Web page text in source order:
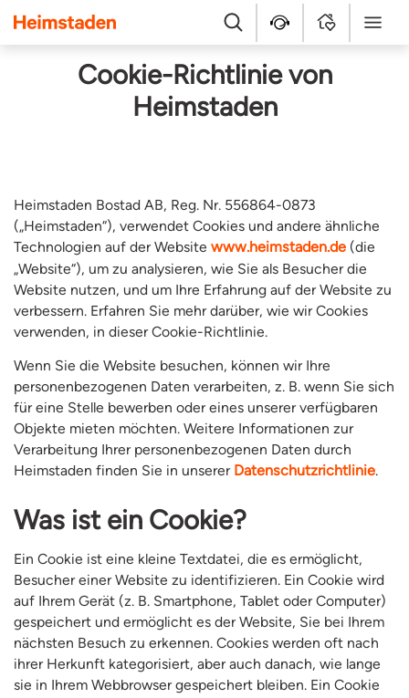
Heimstaden
Suche Kundenservice
MyHomeMenü
Cookie-Richtlinie von
Heimstaden
Heimstaden Bostad AB, Reg. Nr. 556864-0873
(„Heimstaden“), verwendet Cookies und andere ähnliche
Technologien auf der Website www.heimstaden.de (die
„Website“), um zu analysieren, wie Sie als Besucher die
Website nutzen, und um Ihre Erfahrung auf der Website zu
verbessern. Erfahren Sie mehr darüber, wie wir Cookies
verwenden, in dieser Cookie-Richtlinie.
Wenn Sie die Website besuchen, können wir Ihre
personenbezogenen Daten verarbeiten, z. B. wenn Sie sich
für eine Stelle bewerben oder eines unserer verfügbaren
Objekte mieten möchten. Weitere Informationen zur
Verarbeitung Ihrer personenbezogenen Daten durch
Heimstaden finden Sie in unserer Datenschutzrichtlinie.
Was ist ein Cookie?
Ein Cookie ist eine kleine Textdatei, die es ermöglicht,
Besucher einer Website zu identifizieren. Ein Cookie wird
auf Ihrem Gerät (z. B. Smartphone, Tablet oder Computer)
gespeichert und ermöglicht es der Website, Sie bei Ihrem
nächsten Besuch zu erkennen. Cookies werden oft nach
ihrer Herkunft kategorisiert, aber auch danach, wie lange
sie in Ihrem Webbrowser gespeichert bleiben. Ein Cookie